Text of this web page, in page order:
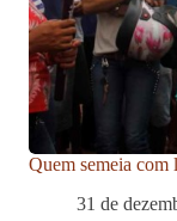
Quem semeia com
31 de